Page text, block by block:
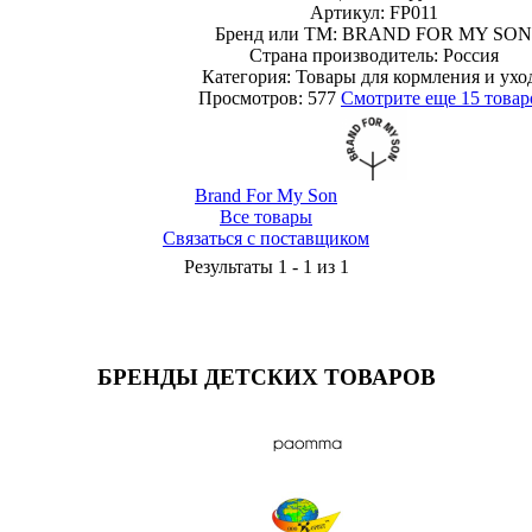
Артикул: FP011
Бренд или ТМ: BRAND FOR MY SON
Страна производитель: Россия
Категория: Товары для кормления и
Просмотров: 577 Смотрите еще 15
Brand For My Son
Все товары
Связаться с поставщиком
Результаты 1 - 1 из 1
БРЕНДЫ ДЕТСКИХ ТОВАРОВ